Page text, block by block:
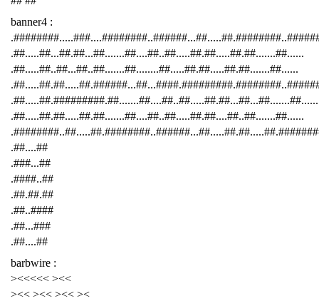
banner4 :
.##.....##...##.##...##.......##....##..##.....##.##.....##.##.......##......
.##.....##..##...##..##.......##........##.....##.##.....##.##.......##......
.##.....##.#########.##.......##....##..##.....##.##...##...##.......##......
.##.....##.##.....##.##.......##....##..##.....##.##....##..##.......##......
.##....##
.###...##
.####..##
.##.##.##
.##..####
.##...###
.##....##
barbwire :
><<<<< ><<
><< ><< ><< ><